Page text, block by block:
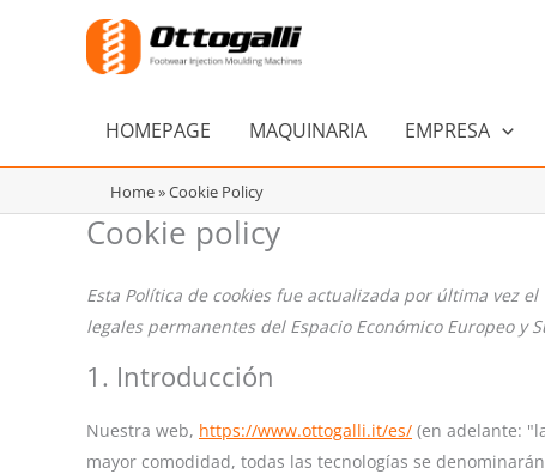
contenido
HOMEPAGE MAQUINARIA EMPRESA
Home»Cookie Policy
Cookie policy
Esta Política de cookies fue actualizada por última vez
legales permanentes del Espacio Económico Europeo y
1. Introducción
Nuestra web, https://www.ottogalli.it/es/ (en adelante:
mayor comodidad, todas las tecnologías se